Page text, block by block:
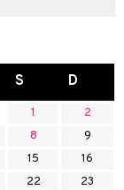
S D
1
2
8
9
15
16
22
23